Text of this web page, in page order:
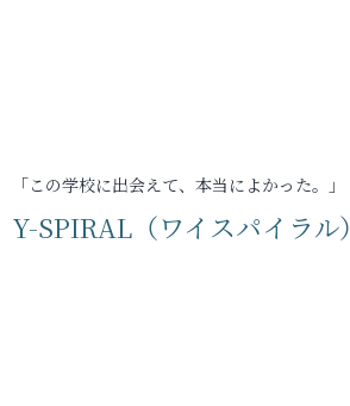
「この学校に出会えて、本当によかった。」
Y-SPIRAL（ワイスパイラル）